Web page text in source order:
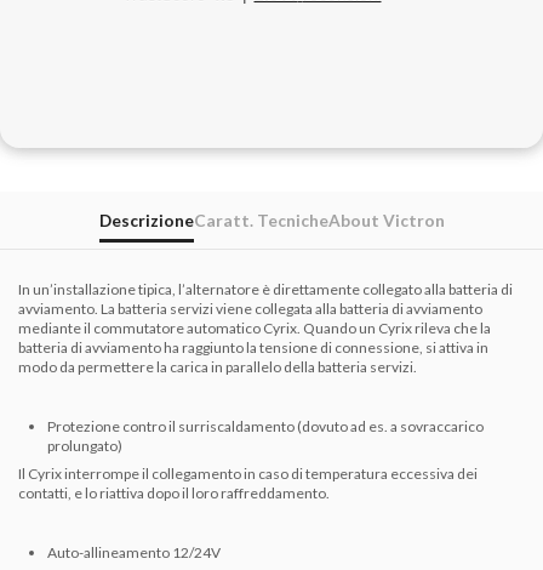
DescrizioneCaratt. TecnicheAbout Victron
In un’installazione tipica, l’alternatore è direttamente collegato alla batteria di
avviamento. La batteria servizi viene collegata alla batteria di avviamento
mediante il commutatore automatico Cyrix. Quando un Cyrix rileva che la
batteria di avviamento ha raggiunto la tensione di connessione, si attiva in
modo da permettere la carica in parallelo della batteria servizi.
Protezione contro il surriscaldamento (dovuto ad es. a sovraccarico
prolungato)
Il Cyrix interrompe il collegamento in caso di temperatura eccessiva dei
contatti, e lo riattiva dopo il loro raffreddamento.
Auto-allineamento 12/24V